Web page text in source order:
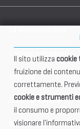
Info utili
Documentazione
Informazione
Il sito utilizza cookie
fruizione dei
correttamente.
cookie e strumenti
il consumo e
visionare